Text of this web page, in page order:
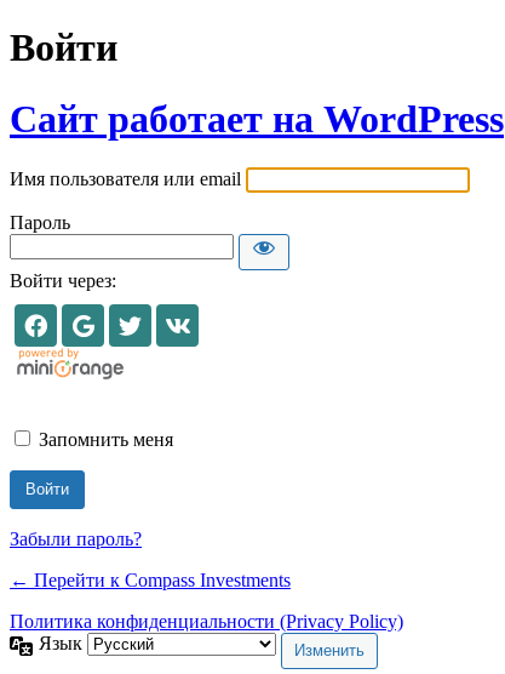
Войти
Сайт работает на WordPress
Имя пользователя или email
Пароль
Войти через:
Запомнить меня
Забыли пароль?
← Перейти к Compass Investments
Политика конфиденциальности (Privacy Policy)
Язык